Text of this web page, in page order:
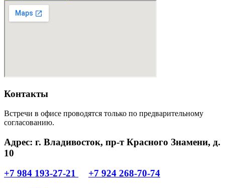
Контакты
Встречи в офисе проводятся только по предварительному
согласованию.
Адрес: г. Владивосток, пр-т Красного Знамени, д.
10
+7 984 193-27-21
+7 924 268-70-74